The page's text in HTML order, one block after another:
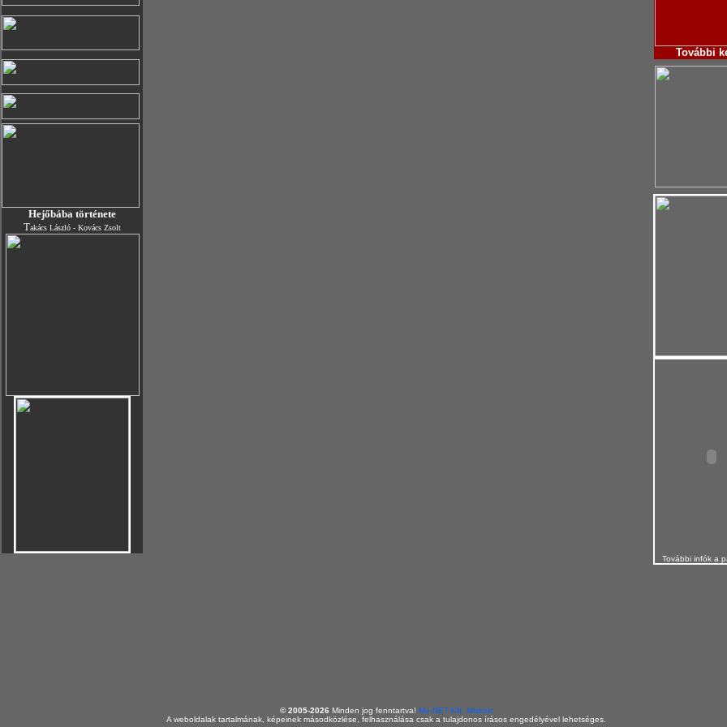
Hejőbába története
Takács László - Kovács Zsolt
További
További infók a
© 2005-2026 Minden jog fenntartva! Me-NET Kft. Miskolc
A weboldalak tartalmának, képeinek másodközlése, felhasználása csak a tulajdonos írásos engedélyével lehetséges.